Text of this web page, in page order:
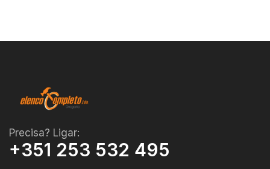
Precisa? Ligar:
+351 253 532 495